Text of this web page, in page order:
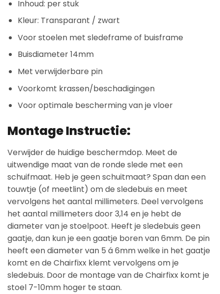
Inhoud: per stuk
Kleur: Transparant / zwart
Voor stoelen met sledeframe of buisframe
Buisdiameter 14mm
Met verwijderbare pin
Voorkomt krassen/beschadigingen
Voor optimale bescherming van je vloer
Montage Instructie:
Verwijder de huidige beschermdop. Meet de
uitwendige maat van de ronde slede met een
schuifmaat. Heb je geen schuitmaat? Span dan een
touwtje (of meetlint) om de sledebuis en meet
vervolgens het aantal millimeters. Deel vervolgens
het aantal millimeters door 3,14 en je hebt de
diameter van je stoelpoot. Heeft je sledebuis geen
gaatje, dan kun je een gaatje boren van 6mm. De pin
heeft een diameter van 5 á 6mm welke in het gaatje
komt en de Chairfixx klemt vervolgens om je
sledebuis. Door de montage van de Chairfixx komt je
stoel 7-10mm hoger te staan.